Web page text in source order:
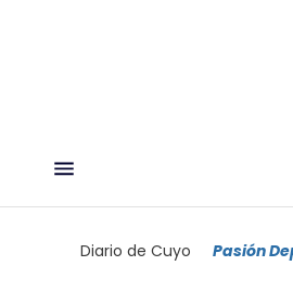
Diario de Cuyo Pasión